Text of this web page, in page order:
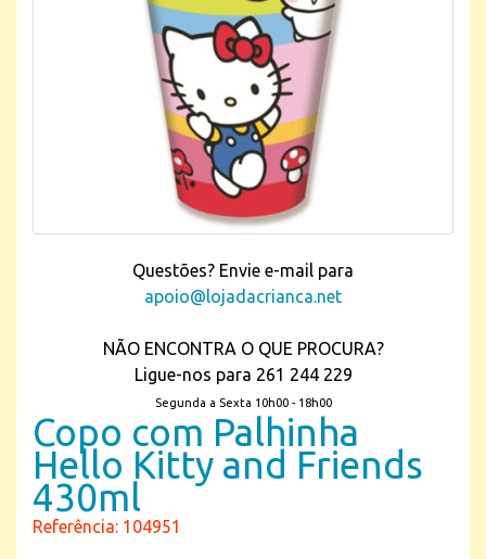
Questões? Envie e-mail para
apoio@lojadacrianca.net
NÃO ENCONTRA O QUE PROCURA?
Ligue-nos para 261 244 229
Segunda a Sexta 10h00 - 18h00
Copo com Palhinha
Hello Kitty and Friends
430ml
Referência: 104951